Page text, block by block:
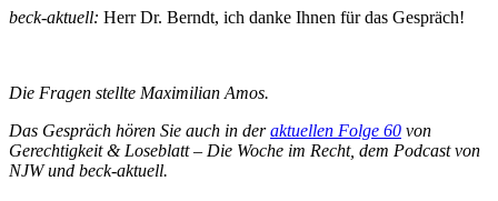
beck-aktuell: Herr Dr. Berndt, ich danke Ihnen für das Gespräch!
Die Fragen stellte Maximilian Amos.
Das Gespräch hören Sie auch in deraktuellen Folge 60 von
Gerechtigkeit & Loseblatt – Die Woche im Recht, dem Podcast von
NJW und beck-aktuell.